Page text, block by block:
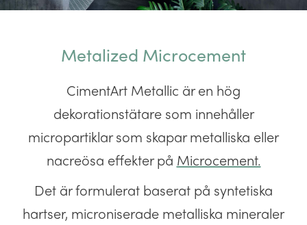
Metalized Microcement
CimentArt Metallic är en hög
dekorationstätare som innehåller
micropartiklar som skapar metalliska eller
nacreösa effekter på Microcement.
Det är formulerat baserat på syntetiska
hartser, microniserade metalliska mineraler